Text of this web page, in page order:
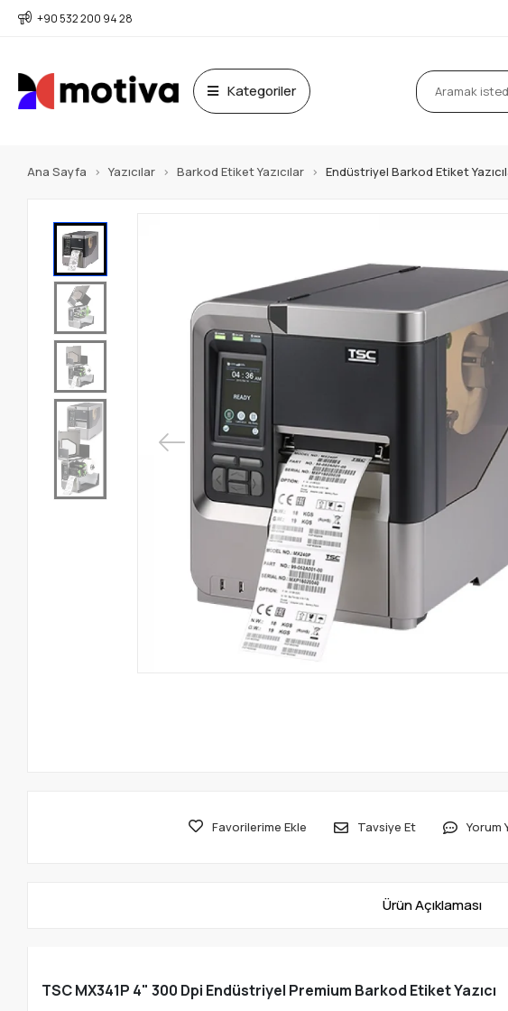
+90 532 200 94 28
Kategoriler
Ana Sayfa Yazıcılar Barkod Etiket Yazıcılar Endüstriyel Barkod Etiket
Favorilerime Ekle Tavsiye Et Yorum
Ürün Açıklaması
TSC MX341P 4" 300 Dpi Endüstriyel Premium Barkod Etiket Yazıcı